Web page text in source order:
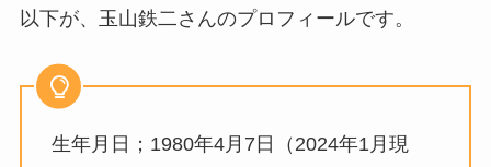
以下が、玉山鉄二さんのプロフィールです。
生年月日；1980年4月7日（2024年1月現